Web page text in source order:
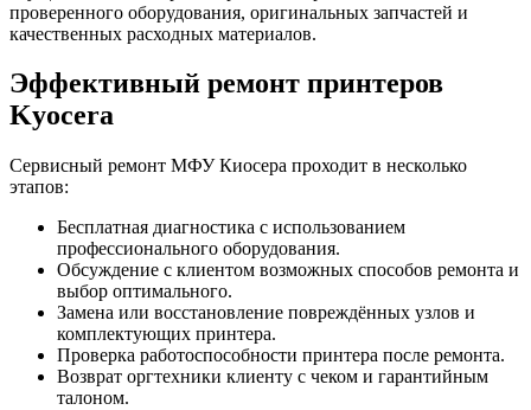
проверенного оборудования, оригинальных запчастей и
качественных расходных материалов.
Эффективный ремонт принтеров
Kyocera
Сервисный ремонт МФУ Киосера проходит в несколько
этапов:
Бесплатная диагностика с использованием
профессионального оборудования.
Обсуждение с клиентом возможных способов ремонта и
выбор оптимального.
Замена или восстановление повреждённых узлов и
комплектующих принтера.
Проверка работоспособности принтера после ремонта.
Возврат оргтехники клиенту с чеком и гарантийным
талоном.